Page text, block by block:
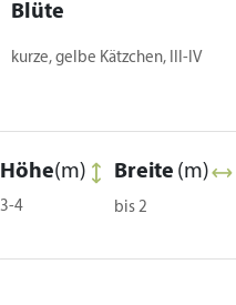
Blüte
kurze, gelbe Kätzchen, III-IV
Höhe(m)
3-4
Breite (m)
bis 2